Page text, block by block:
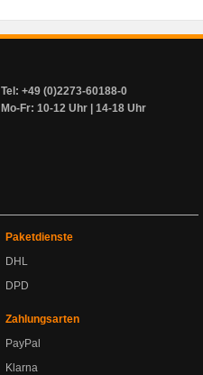
Tel: +49 (0)2273-60188-0
Mo-Fr: 10-12 Uhr | 14-18 Uhr
Paketdienste
DHL
DPD
Zahlungsarten
PayPal
Klarna